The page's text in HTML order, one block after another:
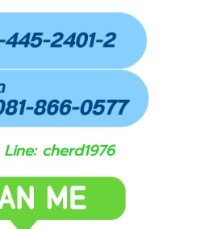
Line: cherd1976